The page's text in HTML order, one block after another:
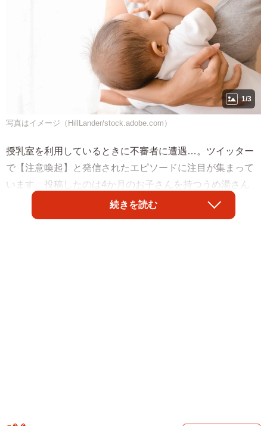
1/3
写真はイメージ（HillLander/stock.adobe.com）
授乳室を利用しているときに不審者に遭遇…。ツイッター
で【注意喚起】と発信されたエピソードに注目が集まって
います。投稿したのは4か月のお子さんを持つうめ湯さん
続きを読む